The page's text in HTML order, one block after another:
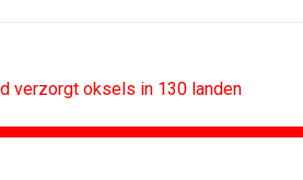
verzorgt oksels in 130 landen